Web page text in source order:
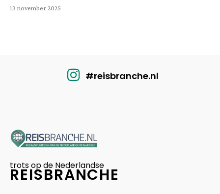
13 november 2025
#reisbranche.nl
trots op de Nederlandse
REISBRANCHE